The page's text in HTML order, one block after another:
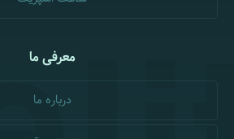
معرفی ما
درباره ما